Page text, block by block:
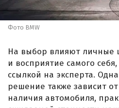
Фото BMW
На выбор влияют личные
и восприятие самого
ссылкой на эксперта.
решение также зависит
наличия автомобиля,